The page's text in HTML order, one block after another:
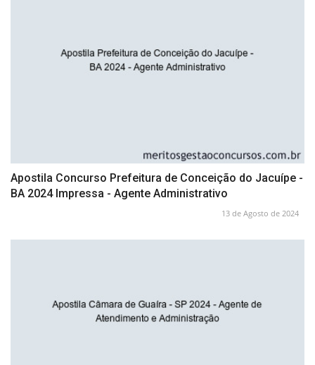
Apostila Concurso Prefeitura de Conceição do Jacuípe -
BA 2024 Impressa - Agente Administrativo
13 de Agosto de 2024